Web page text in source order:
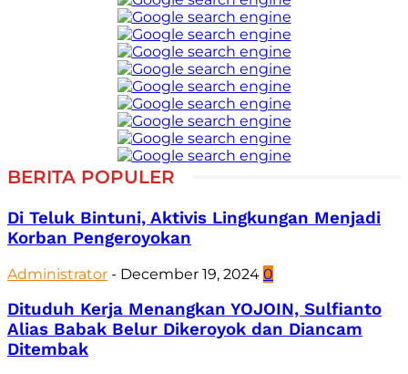
BERITA POPULER
Di Teluk Bintuni, Aktivis Lingkungan Menjadi
Korban Pengeroyokan
Administrator - December 19, 2024 0
Dituduh Kerja Menangkan YOJOIN, Sulfianto
Alias Babak Belur Dikeroyok dan Diancam
Ditembak